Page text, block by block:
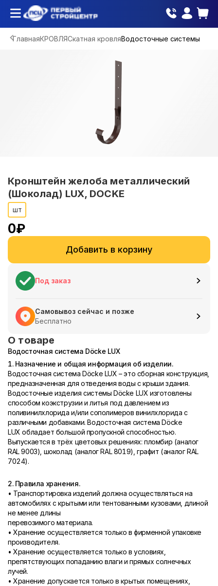
ГлавнаяКРОВЛЯСкатная кровляВодосточные системы
Кронштейн желоба металлический
(Шоколад) LUX, DOCKE
шт
0₽
Добавить в корзину
Под заказ
Самовывоз сейчас и позже
Бесплатно
О товаре
Водосточная система Döcke LUX
1. Назначение и общая информация об изделии.
Водосточная система Döcke LUX – это сборная конструкция,
предназначенная для отведения воды с крыши здания.
Водосточные изделия системы Döcke LUX изготовлены
способом коэкструзии и литья под давлением из
поливинилхлорида и/или сополимеров винилхлорида с
различными добавками. Водосточная система Döcke
LUX обладает большой пропускной способностью.
Выпускается в трёх цветовых решениях: пломбир (аналог
RAL 9003), шоколад (аналог RAL 8019), графит (аналог RAL
7024).
2. Правила хранения.
• Транспортировка изделий должна осуществляться на
автомобилях с крытыми или тентованными кузовами, длиной
не менее длины
перевозимого материала.
• Хранение осуществляется только в фирменной упаковке
производителя.
• Хранение осуществляется только в условиях,
препятствующих попаданию влаги и прямых солнечных
лучей.
• Хранение допускается только в крытых помещениях,